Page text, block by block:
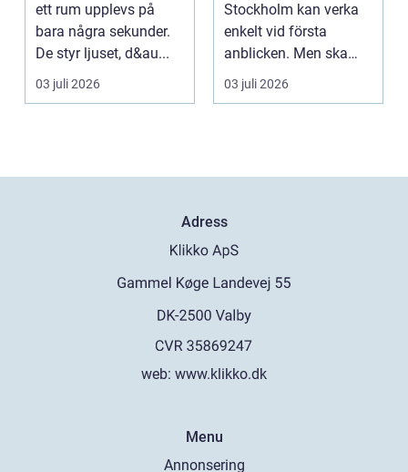
ett rum upplevs på
bara några sekunder.
De styr ljuset, d&au...
03 juli 2026
Stockholm kan verka
enkelt vid första
anblicken. Men ska
bilden vara stor,...
03 juli 2026
Adress
web: www.klikko.dk
Menu
Annonsering